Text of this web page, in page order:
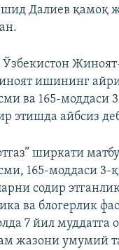
Далиев қамоқ
ишининг
ва 165-моддаси
этишда айбсиз
ширкати
165-моддаси 3-
содир
ва блогерлик
7 йил
жазони умумий